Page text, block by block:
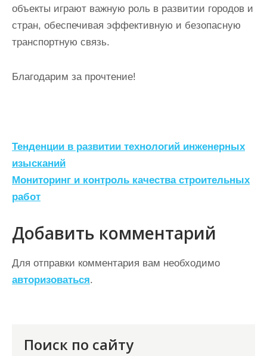
объекты играют важную роль в развитии городов и
стран, обеспечивая эффективную и безопасную
транспортную связь.
Благодарим за прочтение!
Н
а
в
и
г
а
ц
и
Тенденции в развитии технологий инженерных
изысканий
Мониторинг и контроль качества строительных
работ
Добавить комментарий
Для отправки комментария вам необходимо
авторизоваться.
Поиск по сайту